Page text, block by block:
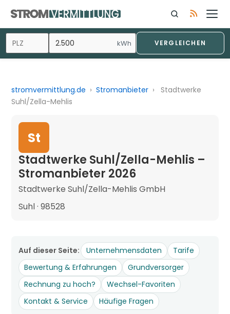
kWh VERGLEICHEN
stromvermittlung.de › Stromanbieter ›
Stadtwerke
Suhl/Zella-Mehlis
St
Stadtwerke Suhl/Zella-Mehlis –
Stromanbieter 2026
Stadtwerke Suhl/Zella-Mehlis GmbH
Suhl · 98528
Auf dieser Seite: Unternehmensdaten
Tarife
Bewertung & Erfahrungen
Grundversorger
Rechnung zu hoch?
Wechsel-Favoriten
Kontakt & Service
Häufige Fragen